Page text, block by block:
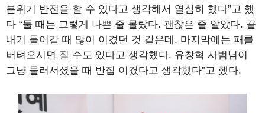
분위기 반전을 할 수 있다고 생각해서 열심히 했다”고 했
다 “둘 때는 그렇게 나쁜 줄 몰랐다. 괜찮은 줄 알았다. 끝
내기 들어갈 때 많이 이겼던 것 같은데, 마지막에는 패를
버텨오시면 질 수도 있다고 생각했다. 유창혁 사범님이
그냥 물러서셨을 때 반집 이겼다고 생각했다”고 했다.